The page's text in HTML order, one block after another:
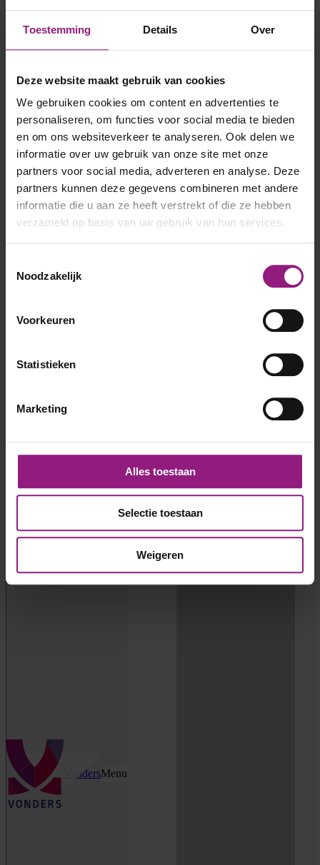
Toestemming Details Over
Deze website maakt gebruik van cookies
We gebruiken cookies om content en advertenties te
personaliseren, om functies voor social media te bieden
en om ons websiteverkeer te analyseren. Ook delen we
informatie over uw gebruik van onze site met onze
partners voor social media, adverteren en analyse. Deze
partners kunnen deze gegevens combineren met andere
informatie die u aan ze heeft verstrekt of die ze hebben
verzameld op basis van uw gebruik van hun services.
Noodzakelijk
Voorkeuren
Statistieken
Marketing
Alles toestaan
Selectie toestaan
Weigeren
VondersMenu
Ontvang kansen